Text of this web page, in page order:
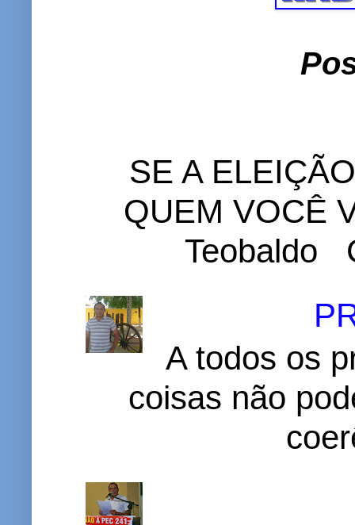
SE A
QUEM VOCÊ
Teobaldo
A todos os
coisas não